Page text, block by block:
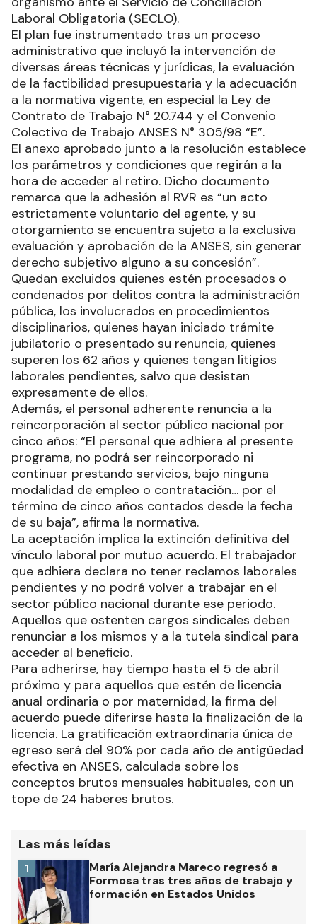
Laboral Obligatoria (SECLO).
El plan fue instrumentado tras un proceso
administrativo que incluyó la intervención de
diversas áreas técnicas y jurídicas, la evaluación
de la factibilidad presupuestaria y la adecuación
a la normativa vigente, en especial la Ley de
Contrato de Trabajo N° 20.744 y el Convenio
Colectivo de Trabajo ANSES N° 305/98 “E”.
El anexo aprobado junto a la resolución establece
los parámetros y condiciones que regirán a la
hora de acceder al retiro. Dicho documento
remarca que la adhesión al RVR es “un acto
estrictamente voluntario del agente, y su
otorgamiento se encuentra sujeto a la exclusiva
evaluación y aprobación de la ANSES, sin generar
derecho subjetivo alguno a su concesión”.
Quedan excluidos quienes estén procesados o
condenados por delitos contra la administración
pública, los involucrados en procedimientos
disciplinarios, quienes hayan iniciado trámite
jubilatorio o presentado su renuncia, quienes
superen los 62 años y quienes tengan litigios
laborales pendientes, salvo que desistan
expresamente de ellos.
Además, el personal adherente renuncia a la
reincorporación al sector público nacional por
cinco años: “El personal que adhiera al presente
programa, no podrá ser reincorporado ni
continuar prestando servicios, bajo ninguna
modalidad de empleo o contratación… por el
término de cinco años contados desde la fecha
de su baja”, afirma la normativa.
La aceptación implica la extinción definitiva del
vínculo laboral por mutuo acuerdo. El trabajador
que adhiera declara no tener reclamos laborales
pendientes y no podrá volver a trabajar en el
sector público nacional durante ese periodo.
Aquellos que ostenten cargos sindicales deben
renunciar a los mismos y a la tutela sindical para
acceder al beneficio.
Para adherirse, hay tiempo hasta el 5 de abril
próximo y para aquellos que estén de licencia
anual ordinaria o por maternidad, la firma del
acuerdo puede diferirse hasta la finalización de la
licencia. La gratificación extraordinaria única de
egreso será del 90% por cada año de antigüedad
efectiva en ANSES, calculada sobre los
conceptos brutos mensuales habituales, con un
tope de 24 haberes brutos.
Las más leídas
María Alejandra Mareco regresó a
Formosa tras tres años de trabajo y
formación en Estados Unidos
1